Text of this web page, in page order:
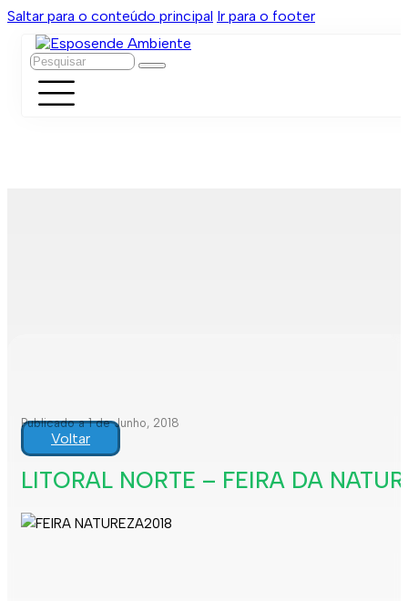
Saltar para o conteúdo principal Ir para o footer
Pesquisar
Publicado a 1 de Junho, 2018
Voltar
LITORAL NORTE – FEIRA DA